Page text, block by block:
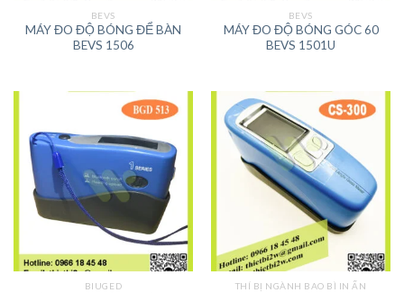
BEVS
MÁY ĐO ĐỘ BÓNG ĐỂ BÀN
BEVS 1506
BEVS
MÁY ĐO ĐỘ BÓNG GÓC 60
BEVS 1501U
BIUGED THÍ BỊ NGÀNH BAO BÌ IN ẤN